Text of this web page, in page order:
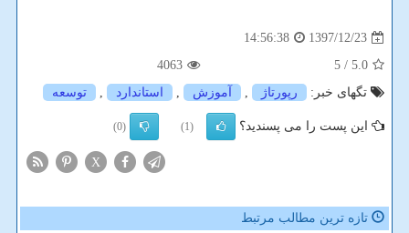
1397/12/23
14:56:38
5.0
/ 5
4063
تگهای خبر:
رپورتاژ , آموزش , استاندارد , توسعه
این پست را می پسندید؟ (1)
(0)
X
تازه ترین مطالب مرتبط